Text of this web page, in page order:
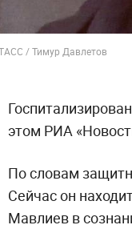
/ Тимур Давлетов
этом РИА
По словам
Сейчас он
Мавлиев в